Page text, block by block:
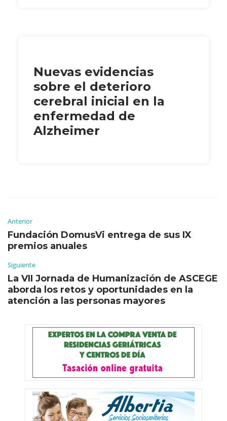
Nuevas evidencias
sobre el deterioro
cerebral inicial en la
enfermedad de
Alzheimer
Anterior
Fundación DomusVi entrega de sus IX
premios anuales
Siguiente
La VII Jornada de Humanización de ASCEGE
aborda los retos y oportunidades en la
atención a las personas mayores